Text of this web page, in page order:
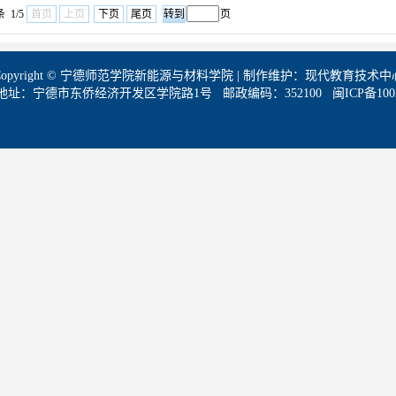
1/5
首页 上页 下页 尾页 页
© 宁德师范学院新能源与材料学院 | 制作维护：现代教育技术中
址：宁德市东侨经济开发区学院路1号 邮政编码：352100 闽ICP备